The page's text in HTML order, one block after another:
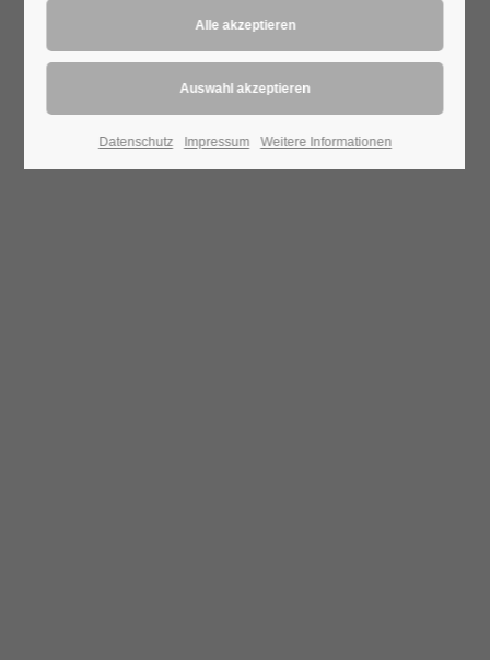
Datenschutz Impressum Weitere Informationen